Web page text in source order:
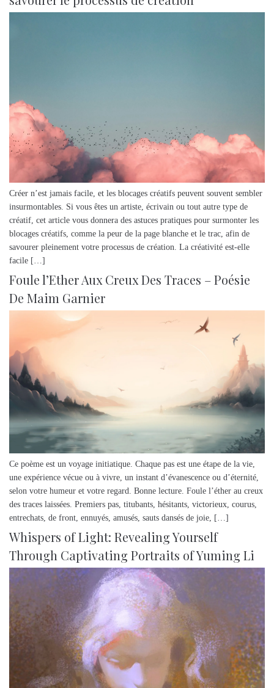
Créer n’est jamais facile, et les blocages créatifs peuvent souvent sembler
insurmontables. Si vous êtes un artiste, écrivain ou tout autre type de
créatif, cet article vous donnera des astuces pratiques pour surmonter les
blocages créatifs, comme la peur de la page blanche et le trac, afin de
savourer pleinement votre processus de création. La créativité est-elle
facile […]
Foule l’Ether Aux Creux Des Traces – Poésie
De Maim Garnier
Ce poème est un voyage initiatique. Chaque pas est une étape de la vie,
une expérience vécue ou à vivre, un instant d’évanescence ou d’éternité,
selon votre humeur et votre regard. Bonne lecture. Foule l’éther au creux
des traces laissées. Premiers pas, titubants, hésitants, victorieux, courus,
entrechats, de front, ennuyés, amusés, sauts dansés de joie, […]
Whispers of Light: Revealing Yourself
Through Captivating Portraits of Yuming Li